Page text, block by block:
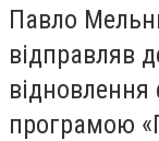
Павло
відправляв
відновлення
програмою